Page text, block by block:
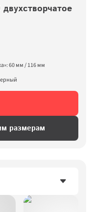
60 мм / 116 мм
размерам